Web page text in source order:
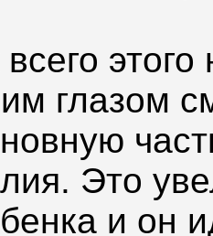
глазом
Это
и он